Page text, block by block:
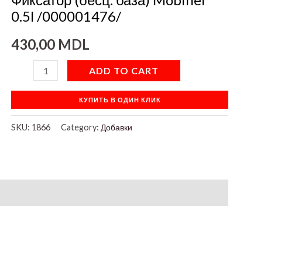
0.5l /000001476/
430,00 MDL
quantity
ADD TO CART
КУПИТЬ В ОДИН КЛИК
SKU: 1866 Category: Добавки